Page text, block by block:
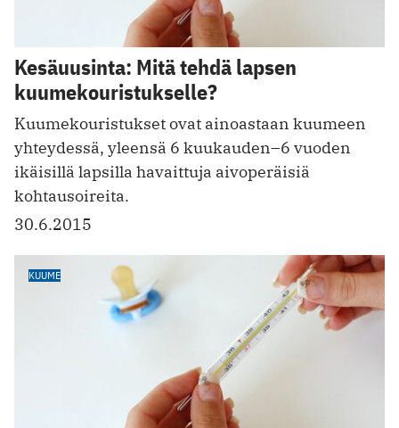
Kesäuusinta: Mitä tehdä lapsen
kuumekouristukselle?
Kuumekouristukset ovat ainoastaan kuumeen
yhteydessä, yleensä 6 kuukauden–6 vuoden
ikäisillä lapsilla havaittuja aivoperäisiä
kohtausoireita.
30.6.2015
KUUME